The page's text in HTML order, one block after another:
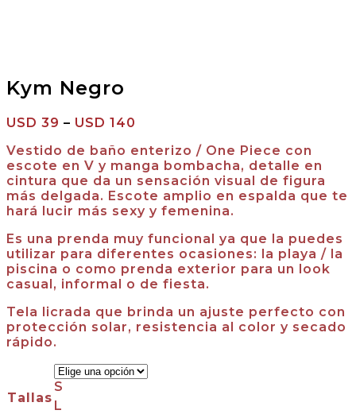
Kym Negro
USD 39 – USD 140
Vestido de baño enterizo / One Piece con
escote en V y manga bombacha, detalle en
cintura que da un sensación visual de figura
más delgada. Escote amplio en espalda que te
hará lucir más sexy y femenina.
Es una prenda muy funcional ya que la puedes
utilizar para diferentes ocasiones: la playa / la
piscina o como prenda exterior para un look
casual, informal o de fiesta.
Tela licrada que brinda un ajuste perfecto con
protección solar, resistencia al color y secado
rápido.
Tallas
S
L